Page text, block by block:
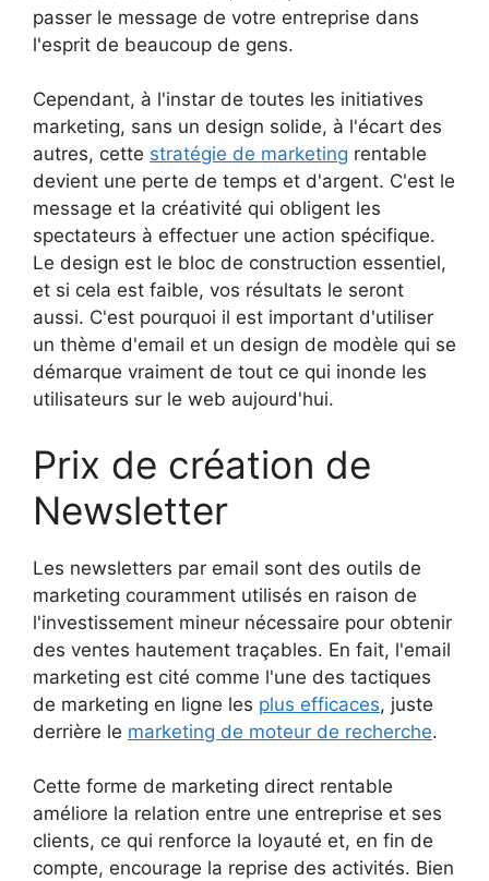
passer le message de votre entreprise dans
l'esprit de beaucoup de gens.
Cependant, à l'instar de toutes les initiatives
marketing, sans un design solide, à l'écart des
autres, cette stratégie de marketing rentable
devient une perte de temps et d'argent. C'est le
message et la créativité qui obligent les
spectateurs à effectuer une action spécifique.
Le design est le bloc de construction essentiel,
et si cela est faible, vos résultats le seront
aussi. C'est pourquoi il est important d'utiliser
un thème d'email et un design de modèle qui se
démarque vraiment de tout ce qui inonde les
utilisateurs sur le web aujourd'hui.
Prix de création de
Newsletter
Les newsletters par email sont des outils de
marketing couramment utilisés en raison de
l'investissement mineur nécessaire pour obtenir
des ventes hautement traçables. En fait, l'email
marketing est cité comme l'une des tactiques
de marketing en ligne les plus efficaces, juste
derrière le marketing de moteur de recherche.
Cette forme de marketing direct rentable
améliore la relation entre une entreprise et ses
clients, ce qui renforce la loyauté et, en fin de
compte, encourage la reprise des activités. Bien